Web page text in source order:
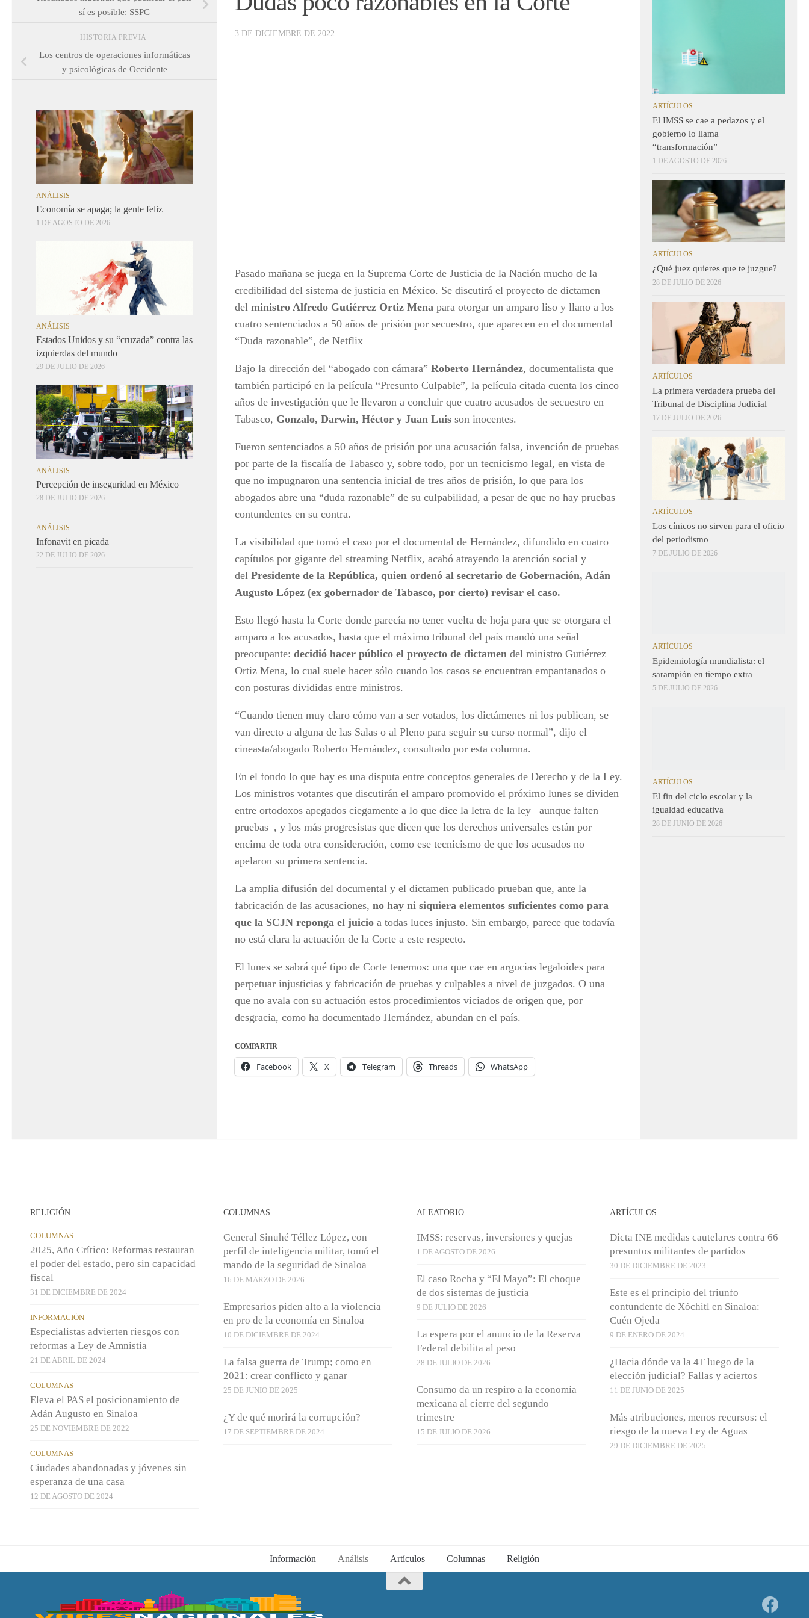
3 DE DICIEMBRE DE 2022
Pasado mañana se juega en la Suprema Corte de Justicia de la Nación mucho de la
credibilidad del sistema de justicia en México. Se discutirá el proyecto de dictamen
del ministro Alfredo Gutiérrez Ortiz Mena para otorgar un amparo liso y llano a los
cuatro sentenciados a 50 años de prisión por secuestro, que aparecen en el documental
“Duda razonable”, de Netflix
Bajo la dirección del “abogado con cámara” Roberto Hernández, documentalista que
también participó en la película “Presunto Culpable”, la película citada cuenta los cinco
años de investigación que le llevaron a concluir que cuatro acusados de secuestro en
Tabasco, Gonzalo, Darwin, Héctor y Juan Luis son inocentes.
Fueron sentenciados a 50 años de prisión por una acusación falsa, invención de pruebas
por parte de la fiscalía de Tabasco y, sobre todo, por un tecnicismo legal, en vista de
que no impugnaron una sentencia inicial de tres años de prisión, lo que para los
abogados abre una “duda razonable” de su culpabilidad, a pesar de que no hay pruebas
contundentes en su contra.
La visibilidad que tomó el caso por el documental de Hernández, difundido en cuatro
capítulos por gigante del streaming Netflix, acabó atrayendo la atención social y
del Presidente de la República, quien ordenó al secretario de Gobernación, Adán
Augusto López (ex gobernador de Tabasco, por cierto) revisar el caso.
Esto llegó hasta la Corte donde parecía no tener vuelta de hoja para que se otorgara el
amparo a los acusados, hasta que el máximo tribunal del país mandó una señal
preocupante: decidió hacer público el proyecto de dictamen del ministro Gutiérrez
Ortiz Mena, lo cual suele hacer sólo cuando los casos se encuentran empantanados o
con posturas divididas entre ministros.
“Cuando tienen muy claro cómo van a ser votados, los dictámenes ni los publican, se
van directo a alguna de las Salas o al Pleno para seguir su curso normal”, dijo el
cineasta/abogado Roberto Hernández, consultado por esta columna.
En el fondo lo que hay es una disputa entre conceptos generales de Derecho y de la Ley.
Los ministros votantes que discutirán el amparo promovido el próximo lunes se dividen
entre ortodoxos apegados ciegamente a lo que dice la letra de la ley –aunque falten
pruebas–, y los más progresistas que dicen que los derechos universales están por
encima de toda otra consideración, como ese tecnicismo de que los acusados no
apelaron su primera sentencia.
La amplia difusión del documental y el dictamen publicado prueban que, ante la
fabricación de las acusaciones, no hay ni siquiera elementos suficientes como para
que la SCJN reponga el juicio a todas luces injusto. Sin embargo, parece que todavía
no está clara la actuación de la Corte a este respecto.
El lunes se sabrá qué tipo de Corte tenemos: una que cae en argucias legaloides para
perpetuar injusticias y fabricación de pruebas y culpables a nivel de juzgados. O una
que no avala con su actuación estos procedimientos viciados de origen que, por
desgracia, como ha documentado Hernández, abundan en el país.
COMPARTIR
Facebook X Telegram Threads WhatsApp
sí es posible: SSPC
HISTORIA PREVIA
Los centros de operaciones informáticas
y psicológicas de Occidente
ANÁLISIS
Economía se apaga; la gente feliz
1 DE AGOSTO DE 2026
ANÁLISIS
Estados Unidos y su “cruzada” contra las
izquierdas del mundo
29 DE JULIO DE 2026
ANÁLISIS
Percepción de inseguridad en México
28 DE JULIO DE 2026
ANÁLISIS
Infonavit en picada
22 DE JULIO DE 2026
ARTÍCULOS
El IMSS se cae a pedazos y el
gobierno lo llama
“transformación”
1 DE AGOSTO DE 2026
ARTÍCULOS
¿Qué juez quieres que te juzgue?
28 DE JULIO DE 2026
ARTÍCULOS
La primera verdadera prueba del
Tribunal de Disciplina Judicial
17 DE JULIO DE 2026
ARTÍCULOS
Los cínicos no sirven para el oficio
del periodismo
7 DE JULIO DE 2026
ARTÍCULOS
Epidemiología mundialista: el
sarampión en tiempo extra
5 DE JULIO DE 2026
ARTÍCULOS
El fin del ciclo escolar y la
igualdad educativa
28 DE JUNIO DE 2026
RELIGIÓN
COLUMNAS
2025, Año Crítico: Reformas restauran
el poder del estado, pero sin capacidad
fiscal
31 DE DICIEMBRE DE 2024
INFORMACIÓN
Especialistas advierten riesgos con
reformas a Ley de Amnistía
21 DE ABRIL DE 2024
COLUMNAS
Eleva el PAS el posicionamiento de
Adán Augusto en Sinaloa
25 DE NOVIEMBRE DE 2022
COLUMNAS
Ciudades abandonadas y jóvenes sin
esperanza de una casa
12 DE AGOSTO DE 2024
COLUMNAS
General Sinuhé Téllez López, con
perfil de inteligencia militar, tomó el
mando de la seguridad de Sinaloa
16 DE MARZO DE 2026
Empresarios piden alto a la violencia
en pro de la economía en Sinaloa
10 DE DICIEMBRE DE 2024
La falsa guerra de Trump; como en
2021: crear conflicto y ganar
25 DE JUNIO DE 2025
¿Y de qué morirá la corrupción?
17 DE SEPTIEMBRE DE 2024
ALEATORIO
IMSS: reservas, inversiones y quejas
1 DE AGOSTO DE 2026
El caso Rocha y “El Mayo”: El choque
de dos sistemas de justicia
9 DE JULIO DE 2026
La espera por el anuncio de la Reserva
Federal debilita al peso
28 DE JULIO DE 2026
Consumo da un respiro a la economía
mexicana al cierre del segundo
trimestre
15 DE JULIO DE 2026
ARTÍCULOS
Dicta INE medidas cautelares contra 66
presuntos militantes de partidos
30 DE DICIEMBRE DE 2023
Este es el principio del triunfo
contundente de Xóchitl en Sinaloa:
Cuén Ojeda
9 DE ENERO DE 2024
¿Hacia dónde va la 4T luego de la
elección judicial? Fallas y aciertos
11 DE JUNIO DE 2025
Más atribuciones, menos recursos: el
riesgo de la nueva Ley de Aguas
29 DE DICIEMBRE DE 2025
Información Análisis Artículos Columnas Religión